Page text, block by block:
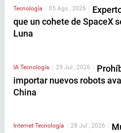
Tecnología 05 Ago , 2026
que un cohete de SpaceX
Luna
IA Tecnología | 29 Jul , 2026 |
importar nuevos robots
China
Internet Tecnología 28 Jul , 2026